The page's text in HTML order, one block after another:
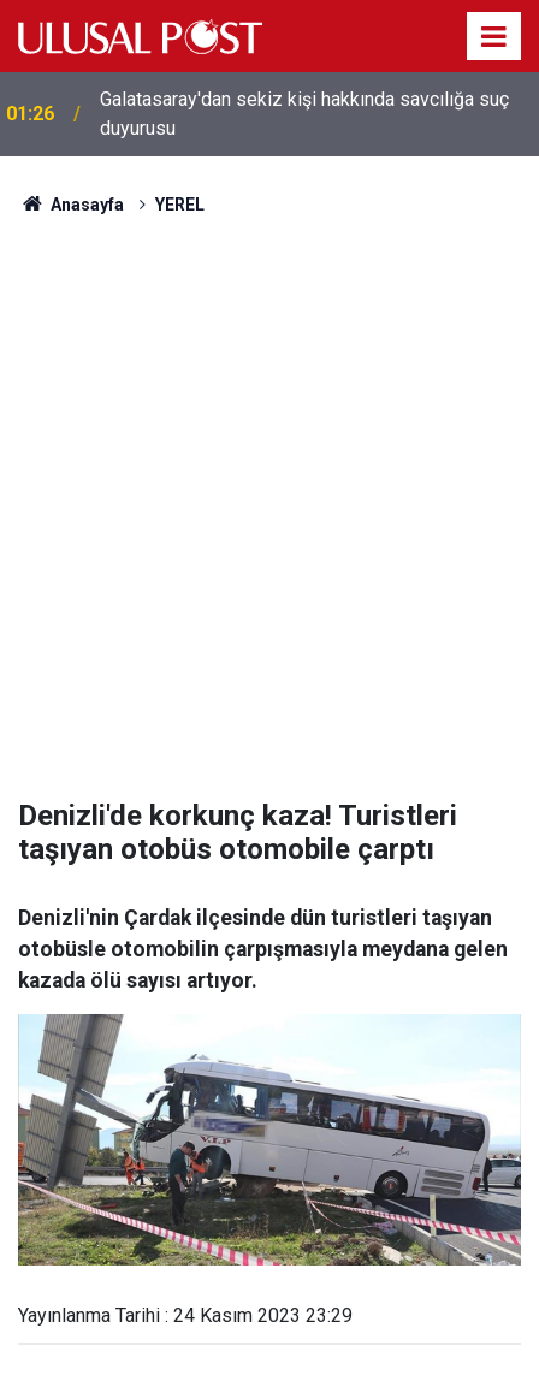
01:26
Galatasaray'dan sekiz kişi hakkında savcılığa suç
duyurusu
Anasayfa YEREL
Denizli'de korkunç kaza! Turistleri
taşıyan otobüs otomobile çarptı
Denizli'nin Çardak ilçesinde dün turistleri taşıyan
otobüsle otomobilin çarpışmasıyla meydana gelen
kazada ölü sayısı artıyor.
Yayınlanma Tarihi : 24 Kasım 2023 23:29